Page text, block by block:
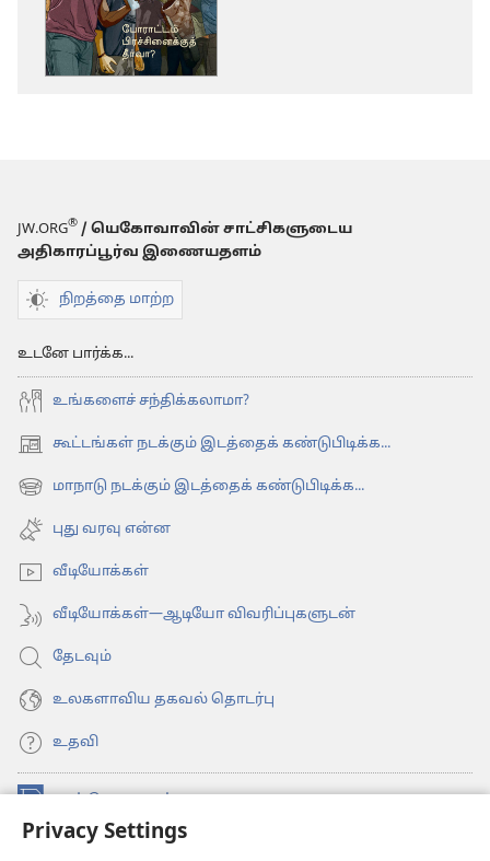
Privacy Settings
JW.ORG® / யெகோவாவின் சாட்சிகளுடைய
அதிகாரப்பூர்வ இணையதளம்
நிறத்தை மாற்ற
உடனே பார்க்க...
உங்களைச் சந்திக்கலாமா?
கூட்டங்கள் நடக்கும் இடத்தைக் கண்டுபிடிக்க...
(opens
new மாநாடு நடக்கும் இடத்தைக் கண்டுபிடிக்க...
(opens
new
window)
புது வரவு என்ன
வீடியோக்கள்
வீடியோக்கள்—ஆடியோ விவரிப்புகளுடன்
தேடவும்
உலகளாவிய தகவல் தொடர்பு
உதவி
நன்கொடைகள்
new